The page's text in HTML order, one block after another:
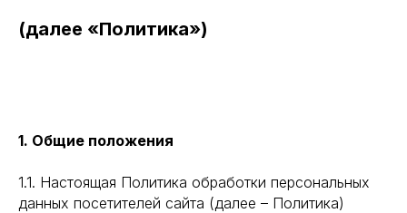
(далее «Политика»)
1. Общие положения
1.1. Настоящая Политика обработки персональных
данных посетителей сайта (далее – Политика)